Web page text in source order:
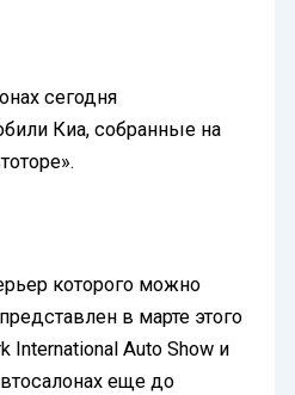
сегодня
Киа, собранные на
которого можно
в марте этого
International Auto Show и
еще до